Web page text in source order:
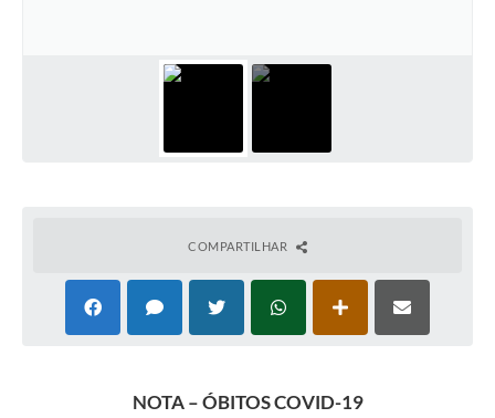
COMPARTILHAR
NOTA – ÓBITOS COVID-19